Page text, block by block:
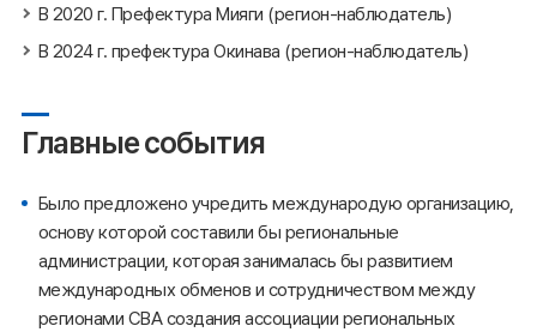
В 2020 г. Префектура Мияги (регион-наблюдатель)
В 2024 г. префектура Окинава (регион-наблюдатель)
Главные события
Было предложено учредить международую организацию,
основу которой составили бы региональные
администрации, которая занималась бы развитием
международных обменов и сотрудничеством между
регионами СВА создания ассоциации региональных